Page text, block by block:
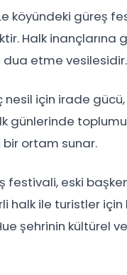
köyündeki güreş
Halk inançlarına
etme vesilesidir.
nesil için irade
ilk günlerinde
bir ortam sunar.
festivali, eski
halk ile turistler
şehrinin kültürel